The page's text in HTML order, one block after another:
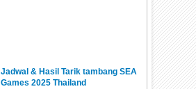
Jadwal & Hasil Tarik tambang SEA
Games 2025 Thailand